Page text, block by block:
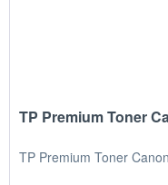
TP Premium Toner
TP Premium Toner